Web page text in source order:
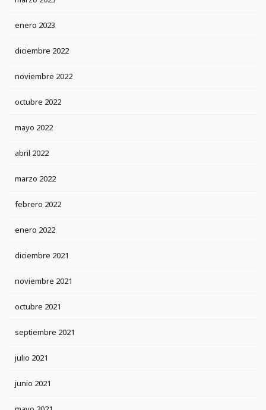
enero 2023
diciembre 2022
noviembre 2022
octubre 2022
mayo 2022
abril 2022
marzo 2022
febrero 2022
enero 2022
diciembre 2021
noviembre 2021
octubre 2021
septiembre 2021
julio 2021
junio 2021